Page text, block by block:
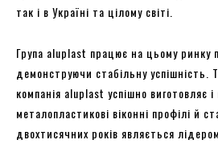
так і в Україні та цілому світі.
Група aluplast працює на цьому ринку
демонструючи стабільну успішність.
компанія aluplast успішно виготовляє і
металопластикові віконні профілі й
двохтисячних років являється